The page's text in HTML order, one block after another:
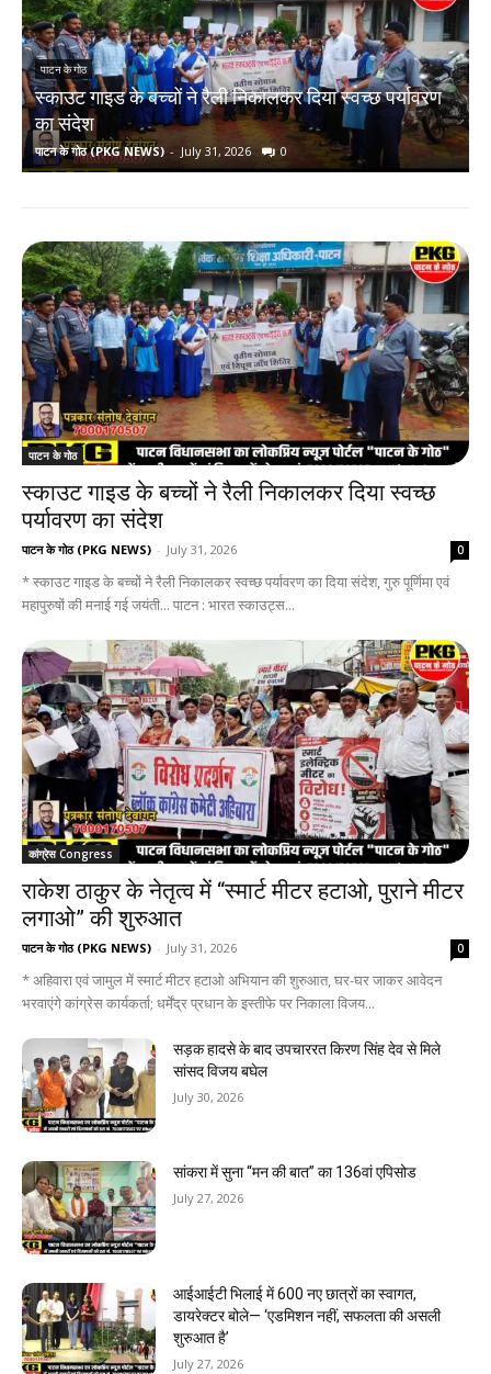
पाटन के गोठ
स्काउट गाइड के बच्चों ने रैली निकालकर दिया स्वच्छ पर्यावरण
का संदेश
पाटन के गोठ (PKG NEWS) - July 31, 2026 0
पाटन के गोठ
स्काउट गाइड के बच्चों ने रैली निकालकर दिया स्वच्छ
पर्यावरण का संदेश
पाटन के गोठ (PKG NEWS) - July 31, 2026 0
* स्काउट गाइड के बच्चों ने रैली निकालकर स्वच्छ पर्यावरण का दिया संदेश, गुरु पूर्णिमा एवं
महापुरुषों की मनाई गई जयंती... पाटन : भारत स्काउट्स...
कांग्रेस Congress
राकेश ठाकुर के नेतृत्व में “स्मार्ट मीटर हटाओ, पुराने मीटर
लगाओ” की शुरुआत
पाटन के गोठ (PKG NEWS) - July 31, 2026 0
* अहिवारा एवं जामुल में स्मार्ट मीटर हटाओ अभियान की शुरुआत, घर-घर जाकर आवेदन
भरवाएंगे कांग्रेस कार्यकर्ता; धर्मेंद्र प्रधान के इस्तीफे पर निकाला विजय...
सड़क हादसे के बाद उपचाररत किरण सिंह देव से मिले
सांसद विजय बघेल
July 30, 2026
सांकरा में सुना “मन की बात” का 136वां एपिसोड
July 27, 2026
आईआईटी भिलाई में 600 नए छात्रों का स्वागत,
डायरेक्टर बोले— ‘एडमिशन नहीं, सफलता की असली
शुरुआत है’
July 27, 2026